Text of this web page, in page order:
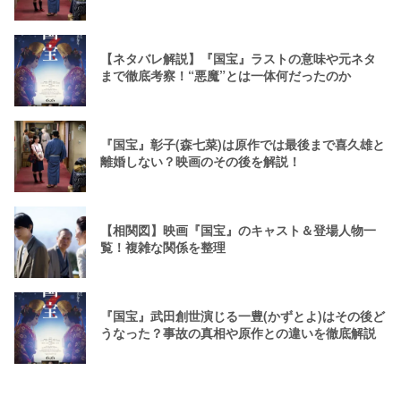
【ネタバレ解説】『国宝』ラストの意味や元ネタ
まで徹底考察！“悪魔”とは一体何だったのか
『国宝』彰子(森七菜)は原作では最後まで喜久雄と
離婚しない？映画のその後を解説！
【相関図】映画『国宝』のキャスト＆登場人物一
覧！複雑な関係を整理
『国宝』武田創世演じる一豊(かずとよ)はその後ど
うなった？事故の真相や原作との違いを徹底解説